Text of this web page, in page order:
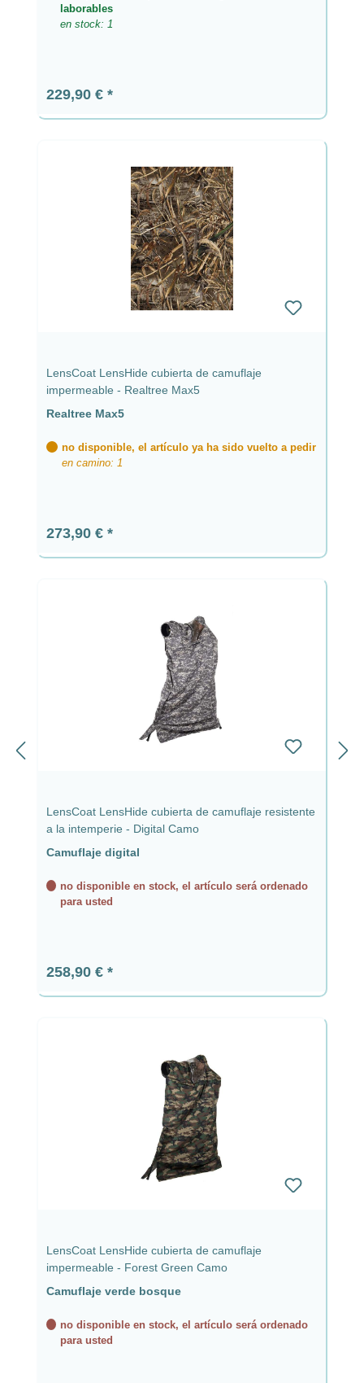
laborables
en stock: 1
Precio normal:
229,90 €
LensCoat LensHide cubierta de camuflaje
impermeable - Realtree Max5
Realtree Max5
no disponible, el artículo ya ha sido vuelto a pedir
en camino: 1
Precio normal:
273,90 €
LensCoat LensHide cubierta de camuflaje resistente
a la intemperie - Digital Camo
Camuflaje digital
no disponible en stock, el artículo será ordenado
para usted
Precio normal:
258,90 €
LensCoat LensHide cubierta de camuflaje
impermeable - Forest Green Camo
Camuflaje verde bosque
no disponible en stock, el artículo será ordenado
para usted